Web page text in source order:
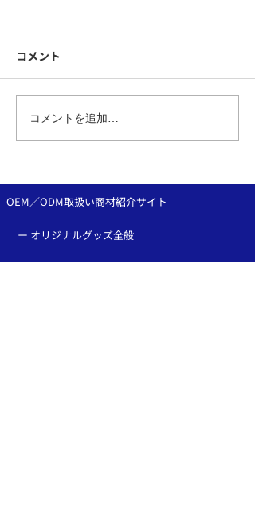
シンプル服が見違える！
ピンバッチのお洒落な位
ッジOEMなら、和心へ！
コメント
コメントを追加…
OEM／ODM取扱い商材紹介サイト
ー オリジナルグッズ全般